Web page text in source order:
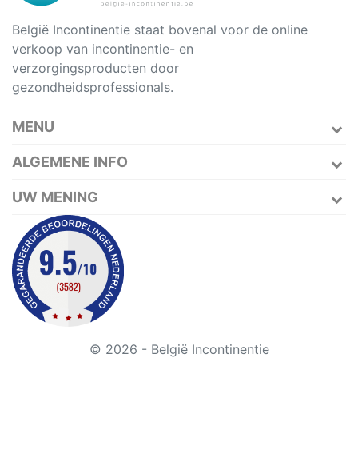
België Incontinentie staat bovenal voor de online
verkoop van incontinentie- en
verzorgingsproducten door
gezondheidsprofessionals.
MENU
ALGEMENE INFO
UW MENING
© 2026 - België Incontinentie